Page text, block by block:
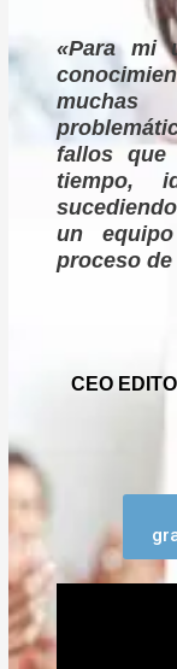
«Para mi
muchas
fallos que
tiempo,
un
proceso
CEO